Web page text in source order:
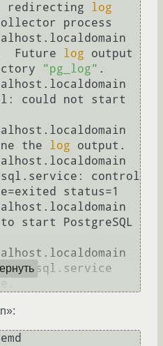
redirecting log
process
Future log output
"pg_log" .
could not start
the log output.
control
status=1
start PostgreSQL